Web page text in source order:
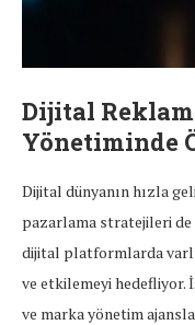
Dijital
Yönetiminde
Dijital dünyanın hızla
pazarlama stratejileri
dijital platformlarda
ve etkilemeyi hedefliyor.
ve marka yönetim